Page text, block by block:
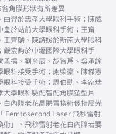
角膜形狀有所差異
羿於忠孝大學眼科手術；陳威
於站前大學眼科手術；王甯
齊麟、陳詩媛於新南大學眼科
宏鈞於中壢國際大學眼科手
揚、劉育辰、胡智爲、吳承諭
科接受手術；謝榮豪、陳傑憲
科接受手術；周伯勳、李家瑞
學眼科驗配智配角膜塑型片
內障老花晶體置換術係指屈光
Femtosecond Laser 飛秒雷射
」、飛秒雷射老花白內障若要